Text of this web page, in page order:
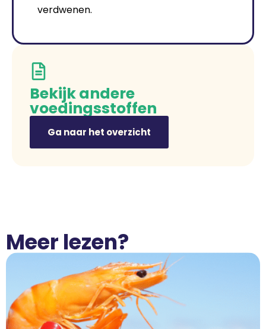
verdwenen.
Bekijk andere
voedingsstoffen
Ga naar het overzicht
Meer lezen?